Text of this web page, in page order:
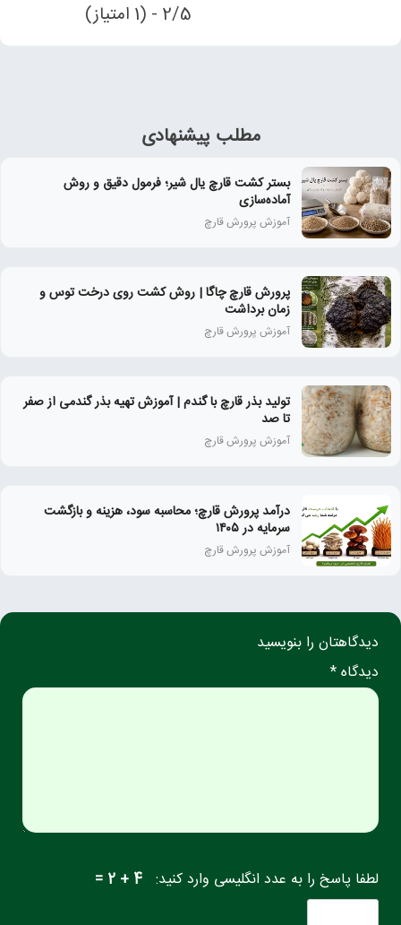
2/5 - (1 امتیاز)
مطلب پیشنهادی
بستر کشت قارچ یال شیر؛ فرمول دقیق و روش
آماده‌سازی
آموزش پرورش قارچ
پرورش قارچ چاگا | روش کشت روی درخت توس و
زمان برداشت
آموزش پرورش قارچ
تولید بذر قارچ با گندم | آموزش تهیه بذر گندمی از صفر
تا صد
آموزش پرورش قارچ
درآمد پرورش قارچ؛ محاسبه سود، هزینه و بازگشت
سرمایه در ۱۴۰۵
آموزش پرورش قارچ
دیدگاهتان را بنویسید
دیدگاه *
لطفا پاسخ را به عدد انگلیسی وارد کنید: 4 + 2 =